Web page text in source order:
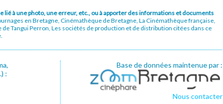
lié à une photo, une erreur, etc., ou à apporter des informations et documents
en Bretagne, Cinémathèque de Bretagne, La Cinémathèque française,
Tangui Perron, Les sociétés de production et de distribution citées dans ce
:
Base de données maintenue par :
Nous contacter